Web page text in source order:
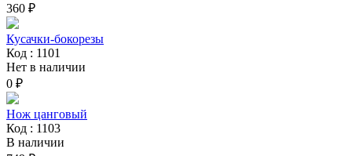
360 ₽
Кусачки-бокорезы
Код : 1101
Нет в наличии
0 ₽
Нож цанговый
Код : 1103
В наличии